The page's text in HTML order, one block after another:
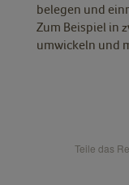
belegen und
Zum Beispiel in
umwickeln und
Teile das